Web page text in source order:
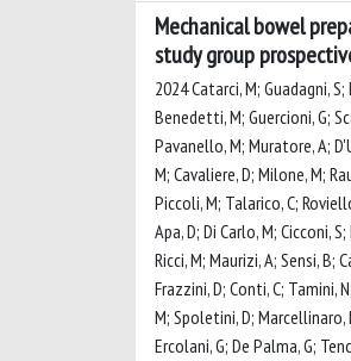
Mechanical bowel
study group
2024 Catarci, M; Guadagni,
Benedetti, M; Guercioni, G;
Pavanello, M; Muratore, A;
M; Cavaliere, D; Milone, M;
Piccoli, M; Talarico, C;
Apa, D; Di Carlo, M; Cicconi,
Ricci, M; Maurizi, A; Sensi, B;
Frazzini, D; Conti, C; Tamini,
M; Spoletini, D; Marcellinaro,
Ercolani, G; De Palma, G;